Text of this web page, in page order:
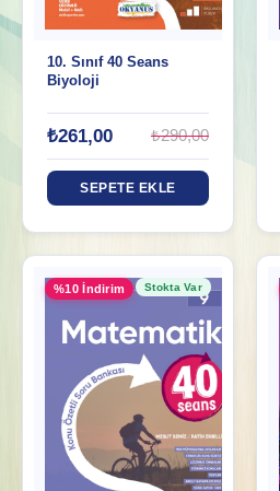
10. Sınıf 40 Seans
Biyoloji
₺261,00 ₺290,00
SEPETE EKLE
%10 İndirim Stokta Var